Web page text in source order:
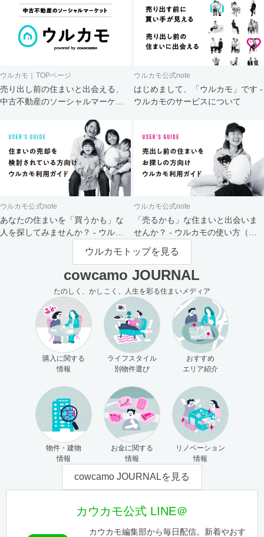
ウルカモ｜TOPページ
売り出し前の住まいと出会える、
中古不動産のソーシャルマーケッ
ウルカモ公式note
はじめまして、「ウルカモ」です -
ウルカモのサービスについて
ウルカモ公式note
あなたの住まいを「買うかも」な
人を探してみませんか？ - ウルカ
ウルカモ公式note
「売るかも」な住まいと出会いま
せんか？ - ウルカモの使い方（買
主さま向け）
ウルカモトップを見る
cowcamo JOURNAL
たのしく、かしこく、人生を彩る住まいメディア
購入に関する
情報
ライフスタイル
別物件選び
おすすめ
エリア紹介
物件・建物
情報
お金に関する
情報
リノベーション
情報
cowcamo JOURNALを見る
カウカモ公式 LINE＠
カウカモ編集部から毎日配信。新着やおす